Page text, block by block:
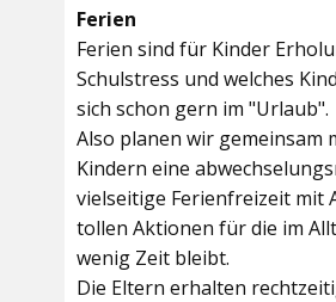
Ferien
Ferien sind für Kinder
Schulstress und welches
sich schon gern im "Urlaub".
Also planen wir gemeinsam
Kindern eine
vielseitige Ferienfreizeit mit
tollen Aktionen für die im
wenig Zeit bleibt.
Die Eltern erhalten